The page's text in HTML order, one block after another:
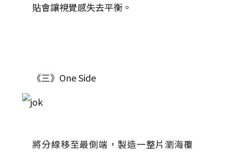
貼會讓視覺感失去平衡。
《三》One Side
將分線移至最側端，製造一整片瀏海覆